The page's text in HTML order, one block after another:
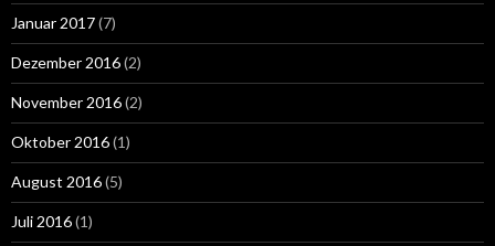
Januar 2017(7)
Dezember 2016(2)
November 2016(2)
Oktober 2016(1)
August 2016(5)
Juli 2016(1)